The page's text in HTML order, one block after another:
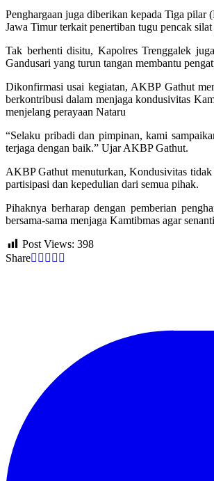
Penghargaan juga diberikan kepada Tiga pilar
Jawa Timur terkait penertiban tugu pencak
Tak berhenti disitu, Kapolres Trenggalek
Gandusari yang turun tangan membantu
Dikonfirmasi usai kegiatan, AKBP Gathut
berkontribusi dalam menjaga kondusivitas
menjelang perayaan Nataru
“Selaku pribadi dan pimpinan, kami
terjaga dengan baik.” Ujar AKBP Gathut.
AKBP Gathut menuturkan, Kondusivitas
partisipasi dan kepedulian dari semua pihak.
Pihaknya berharap dengan pemberian
bersama-sama menjaga Kamtibmas agar
Post Views: 398
Share